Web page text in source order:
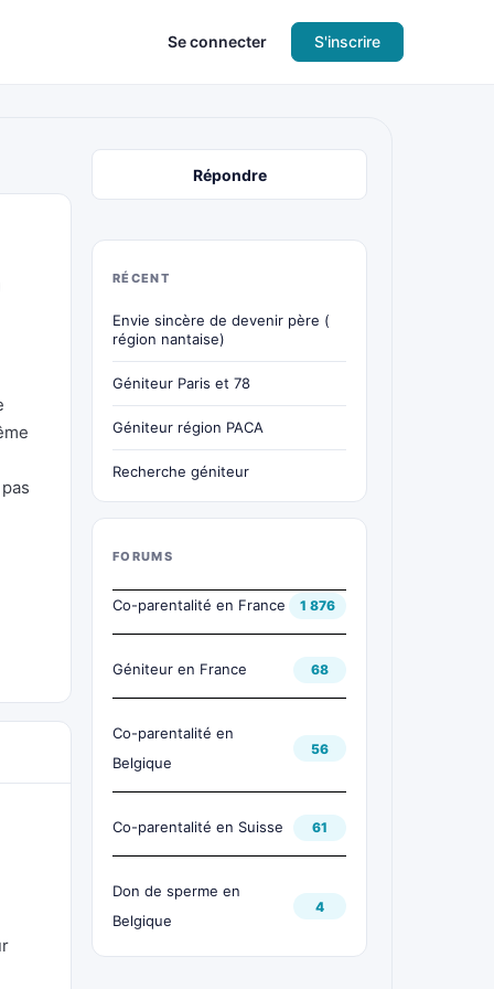
Se connecter S'inscrire
Répondre
RÉCENT
Envie sincère de devenir père (
région nantaise)
Géniteur Paris et 78
Géniteur région PACA
Recherche géniteur
FORUMS
Co-parentalité en France 1 876
Géniteur en France 68
Co-parentalité en
Belgique
56
Co-parentalité en Suisse 61
Don de sperme en
Belgique
4